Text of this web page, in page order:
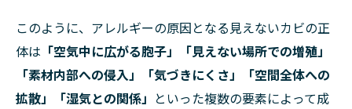
このように、アレルギーの原因となる見えないカビの正
体は 「空気中に広がる胞子」「見えない場所での増殖」
「素材内部への侵入」「気づきにくさ」「空間全体への
拡散」「湿気との関係」 といった複数の要素によって成